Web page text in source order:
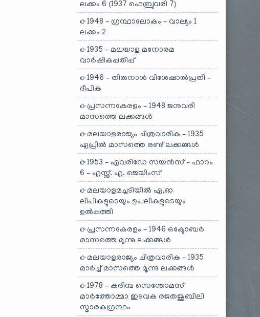
ലക്കം 6 (1937 ഫെബ്രുവരി 7)
1948 – ഗ്രന്ഥാലോകം – വാല്യം 1
ലക്കം 2
1935 – മലയാള മനോരമ
വാർഷികപ്പതിപ്പ്
1946 – തിരുനാൾ വിശേഷാൽപ്രതി –
ദീപിക
പ്രസന്നകേരളം – 1948 ജനുവരി
മാസത്തെ ലക്കങ്ങൾ
മലയാളരാജ്യം ചിത്രവാരിക – 1935
ഏപ്രിൽ മാസത്തെ രണ്ട് ലക്കങ്ങൾ
1953 – എവരിഡേ സയൻസ് – ഫാറം
6 – എസ്സ്. എ. ജെയിംസ്
മലയാളമച്ചടിയിൽ ഏ,ഓ
ലിപികളുടെയും ഉപലികളുടെയും
ഉൽപ്പത്തി
പ്രസന്നകേരളം – 1946 ഒക്ടോബർ
മാസത്തെ മൂന്നു ലക്കങ്ങൾ
മലയാളരാജ്യം ചിത്രവാരിക – 1935
മാർച്ച് മാസത്തെ മൂന്നു ലക്കങ്ങൾ
1978 – കരിമ്പ സെന്തോമസ്
മാർത്തോമ്മാ ഇടവക രജതജൂബിലി
സ്മാരകഗ്രന്ഥം